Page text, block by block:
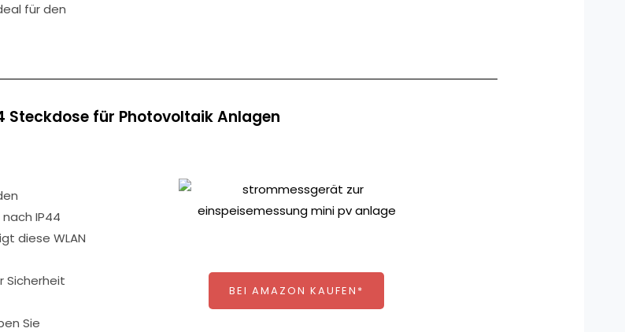
für den
Steckdose für Photovoltaik Anlagen
IP44
diese WLAN
Sicherheit
Sie
BEI AMAZON KAUFEN*